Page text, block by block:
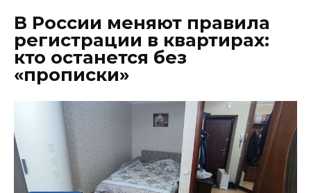
В России меняют правила
регистрации в квартирах:
кто останется без
«прописки»